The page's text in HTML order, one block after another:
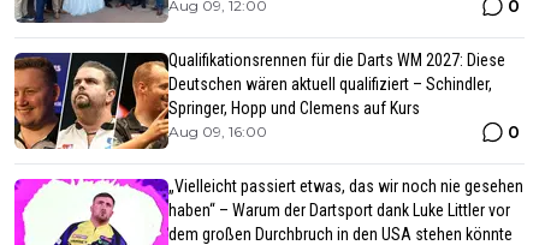
Aug 09, 12:00 0
Qualifikationsrennen für die Darts WM 2027: Diese
Deutschen wären aktuell qualifiziert – Schindler,
Springer, Hopp und Clemens auf Kurs
Aug 09, 16:00 0
„Vielleicht passiert etwas, das wir noch nie gesehen
haben“ – Warum der Dartsport dank Luke Littler vor
dem großen Durchbruch in den USA stehen könnte